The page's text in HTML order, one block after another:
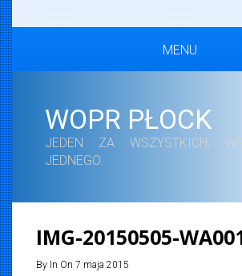
MENU
WOPR PŁOCK
JEDEN ZA WSZYSTKICH,
JEDNEGO.
IMG-20150505-
By In On 7 maja 2015